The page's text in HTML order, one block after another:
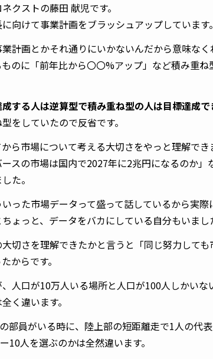
クストの藤田 献児です。
向けて事業計画をブラッシュアップしています。
計画とかそれ通りにいかないんだから意味なく
のに「前年比から〇〇%アップ」など積み重
成する人は逆算型で積み重ね型の人は目標達成で
をしていたので反省です。
ら市場について考える大切さをやっと理解でき
スの市場は国内で2027年に2兆円になるのか」
た。
った市場データって盛って話しているから実
ょっと、データをバカにしている自分もいまし
切さを理解できたかと言うと「同じ努力して
からです。
人口が10万人いる場所と人口が100人しかい
く違います。
部員がいる時に、陸上部の短距離走で1人の代
10人を選ぶのかは全然違います。